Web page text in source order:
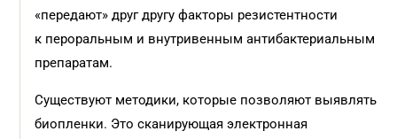
«передают» друг другу факторы резистентности
к пероральным и внутривенным антибактериальным
препаратам.
Существуют методики, которые позволяют выявлять
биопленки. Это сканирующая электронная